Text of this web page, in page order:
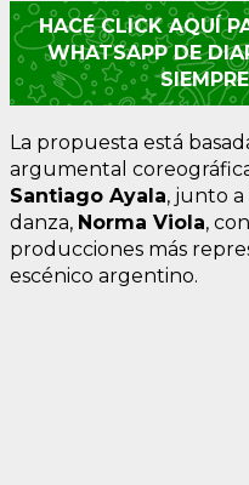
HACÉ CLICK AQUÍ
WHATSAPP DE
La propuesta está
argumental
Santiago Ayala, junto
danza, Norma Viola,
producciones más
escénico argentino.